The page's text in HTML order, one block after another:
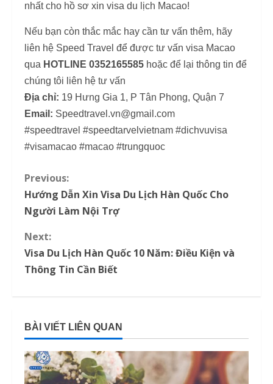
nhất cho hồ sơ xin visa du lịch Macao!
Nếu bạn còn thắc mắc hay cần tư vấn thêm, hãy
liên hệ Speed Travel để được tư vấn visa Macao
qua HOTLINE 0352165585 hoặc để lại thông tin để
chúng tôi liên hệ tư vấn
Địa chỉ: 19 Hưng Gia 1, P Tân Phong, Quận 7
Email: Speedtravel.vn@gmail.com
#speedtravel #speedtarvelvietnam #dichvuvisa
#visamacao #macao #trungquoc
C
o
n
t
u
e
Previous:
Hướng Dẫn Xin Visa Du Lịch Hàn Quốc Cho
Người Làm Nội Trợ
Next:
Visa Du Lịch Hàn Quốc 10 Năm: Điều Kiện và
Thông Tin Cần Biết
BÀI VIẾT LIÊN QUAN